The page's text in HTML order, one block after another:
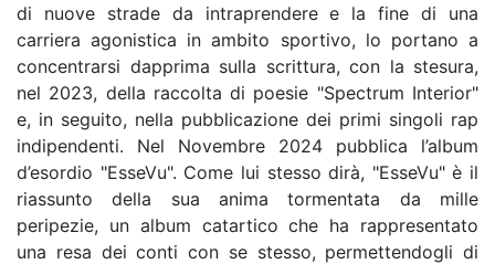
di nuove strade da intraprendere e la fine di una
carriera agonistica in ambito sportivo, lo portano a
concentrarsi dapprima sulla scrittura, con la stesura,
nel 2023, della raccolta di poesie "Spectrum Interior"
e, in seguito, nella pubblicazione dei primi singoli rap
indipendenti. Nel Novembre 2024 pubblica l’album
d’esordio "EsseVu". Come lui stesso dirà, "EsseVu" è il
riassunto della sua anima tormentata da mille
peripezie, un album catartico che ha rappresentato
una resa dei conti con se stesso, permettendogli di